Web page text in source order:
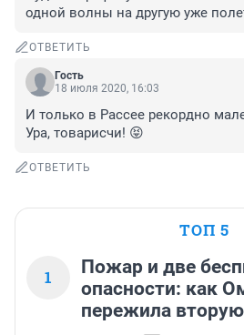
одной волны на другую уже
ОТВЕТИТЬ
Гость
18 июля 2020, 16:03
И только в Рассее рекордно
Ура, товарисчи! 😝
ОТВЕТИТЬ
ТОП 5
1
Пожар и две
опасности: как
пережила